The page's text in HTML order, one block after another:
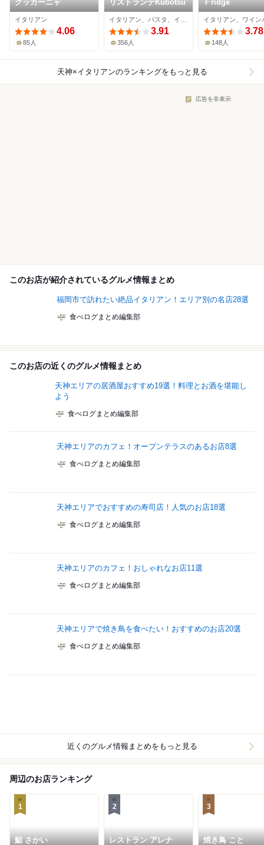
クッカーニャ
イタリアン
4.06
85人
リストランテKubotsu
3.91
356人
Ｆridge
イタリアン、ワイン
3.78
148人
天神×イタリアンのランキングをもっと見る
広告を非表示
このお店が紹介されているグルメ情報まとめ
福岡市で訪れたい絶品イタリアン！エリア別の名店28選
食べログまとめ編集部
このお店の近くのグルメ情報まとめ
天神エリアの居酒屋おすすめ19選！料理とお酒を堪能し
よう
食べログまとめ編集部
天神エリアのカフェ！オープンテラスのあるお店8選
食べログまとめ編集部
天神エリアでおすすめの寿司店！人気のお店18選
食べログまとめ編集部
天神エリアのカフェ！おしゃれなお店11選
食べログまとめ編集部
天神エリアで焼き鳥を食べたい！おすすめのお店20選
食べログまとめ編集部
近くのグルメ情報まとめをもっと見る
周辺のお店ランキング
1
鮨 さかい
2
レストラン アレナ
3
焼き鳥 こと